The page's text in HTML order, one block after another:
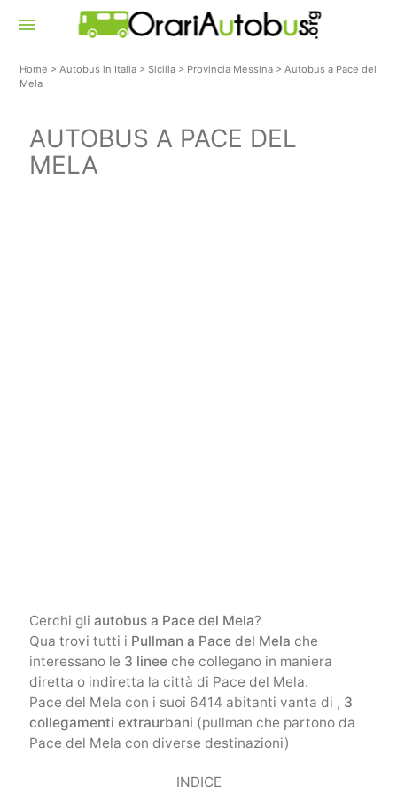
menu
Home >Autobus in Italia >Sicilia > Provincia Messina >Autobus a Pace del
Mela
AUTOBUS A PACE DEL
MELA
Cerchi gli autobus a Pace del Mela?
Qua trovi tutti i Pullman a Pace del Mela che
interessano le 3 lineeche collegano in maniera
diretta o indiretta la città di Pace del Mela.
Pace del Mela con i suoi 6414 abitanti vanta di , 3
collegamenti extraurbani (pullman che partono da
Pace del Mela con diverse destinazioni)
INDICE